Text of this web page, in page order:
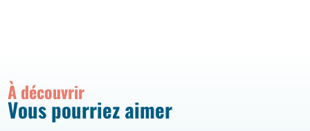
À découvrir
Vous pourriez aimer